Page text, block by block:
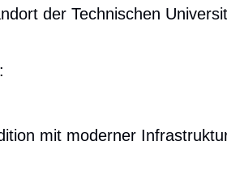
der Technischen
mit moderner